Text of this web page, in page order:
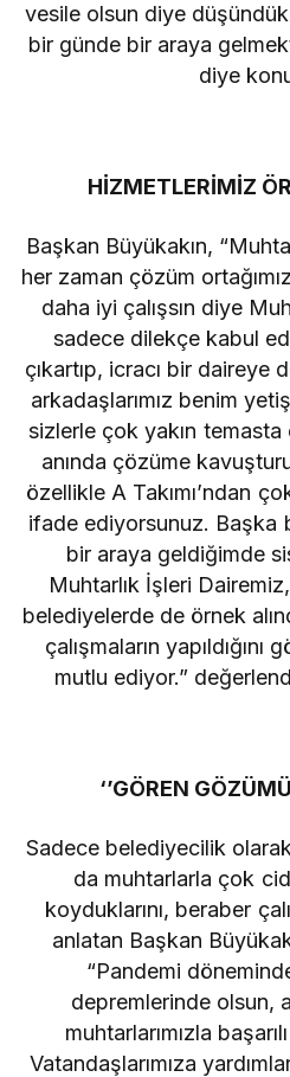
vesile olsun diye
bir günde bir araya
diye
HİZMETLERİMİZ
Başkan Büyükakın,
her zaman çözüm
daha iyi çalışsın diye
sadece dilekçe kabul
çıkartıp, icracı bir daireye
arkadaşlarımız benim
sizlerle çok yakın temasta
anında çözüme
özellikle A Takımı’ndan
ifade ediyorsunuz. Başka
bir araya geldiğimde
Muhtarlık İşleri
belediyelerde de örnek
çalışmaların
mutlu ediyor.”
‘’GÖREN
Sadece belediyecilik
da muhtarlarla çok
koyduklarını, beraber
anlatan Başkan
“Pandemi
depremlerinde olsun,
muhtarlarımızla
Vatandaşlarımıza